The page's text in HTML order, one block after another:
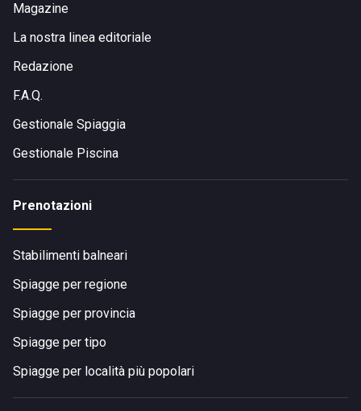
Magazine
La nostra linea editoriale
Redazione
F.A.Q.
Gestionale Spiaggia
Gestionale Piscina
Prenotazioni
Stabilimenti balneari
Spiagge per regione
Spiagge per provincia
Spiagge per tipo
Spiagge per località più popolari